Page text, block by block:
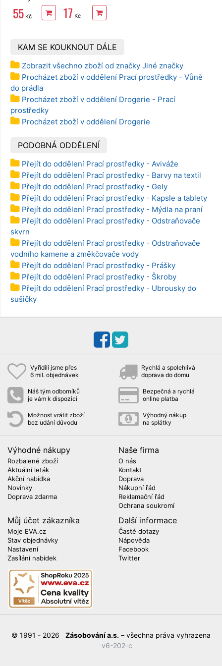
TENTO Extra
Strong
3vrstvé, 2
55 Kč 17 Kč
KAM SE KOUKNOUT DÁLE
Zobrazit všechno zboží od značky Jiné značky
Procházet zboží v oddělení Prací prostředky - Vůně
do prádla
Procházet zboží v oddělení Drogerie - Prací
prostředky
Procházet zboží v oddělení Drogerie
PODOBNÁ ODDĚLENÍ
Přejít do oddělení Prací prostředky - Aviváže
Přejít do oddělení Prací prostředky - Barvy na textil
Přejít do oddělení Prací prostředky - Gely
Přejít do oddělení Prací prostředky - Kapsle a tablety
Přejít do oddělení Prací prostředky - Mýdla na praní
Přejít do oddělení Prací prostředky - Odstraňovače
skvrn
Přejít do oddělení Prací prostředky - Odstraňovače
vodního kamene a změkčovače vody
Přejít do oddělení Prací prostředky - Prášky
Přejít do oddělení Prací prostředky - Škroby
Přejít do oddělení Prací prostředky - Ubrousky do
sušičky
Vyřídili jsme přes
6 mil. objednávek
Rychlá a spolehlivá
doprava do domu
Náš tým odborníků
je vám k dispozici
Bezpečná a rychlá
online platba
Možnost vrátit zboží
bez udání důvodu
Výhodný nákup
na splátky
Výhodné nákupy
Rozbalené zboží
Aktuální leták
Akční nabídka
Novinky
Doprava zdarma
Naše firma
O nás
Kontakt
Doprava
Nákupní řád
Reklamační řád
Ochrana soukromí
Můj účet zákazníka
Moje EVA.cz
Stav objednávky
Nastavení
Zasílání nabídek
Další informace
Časté dotazy
Nápověda
Facebook
Twitter
© 1991 - 2026 Zásobování a.s. – všechna práva vyhrazena
v6-202-c